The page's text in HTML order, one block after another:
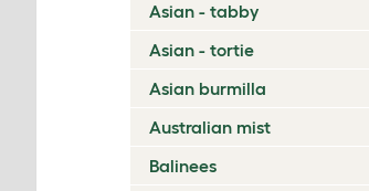
Asian - tabby
Asian - tortie
Asian burmilla
Australian mist
Balinees